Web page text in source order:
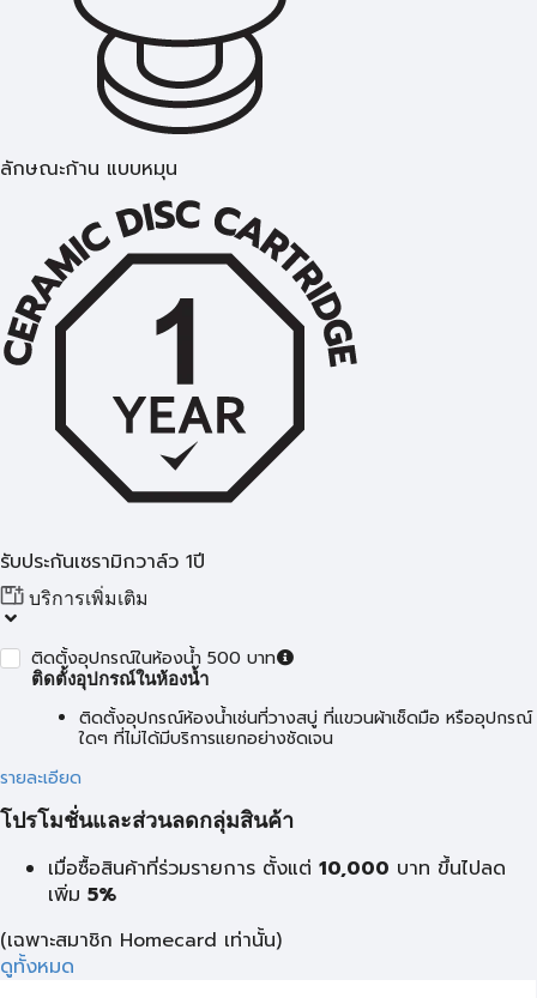
ลักษณะก้าน แบบหมุน
รับประกันเซรามิกวาล์ว 1ปี
บริการเพิ่มเติม
ติดตั้งอุปกรณ์ในห้องน้ำ 500 บาท
ติดตั้งอุปกรณ์ในห้องน้ำ
ติดตั้งอุปกรณ์ห้องน้ำเช่นที่วางสบู่ ที่แขวนผ้าเช็ดมือ หรืออุปกรณ์
ใดๆ ที่ไม่ได้มีบริการแยกอย่างชัดเจน
รายละเอียด
โปรโมชั่นและส่วนลดกลุ่มสินค้า
เมื่อซื้อสินค้าที่ร่วมรายการ ตั้งแต่ 10,000 บาท ขึ้นไปลด
เพิ่ม 5%
(เฉพาะสมาชิก Homecard เท่านั้น)
ดูทั้งหมด